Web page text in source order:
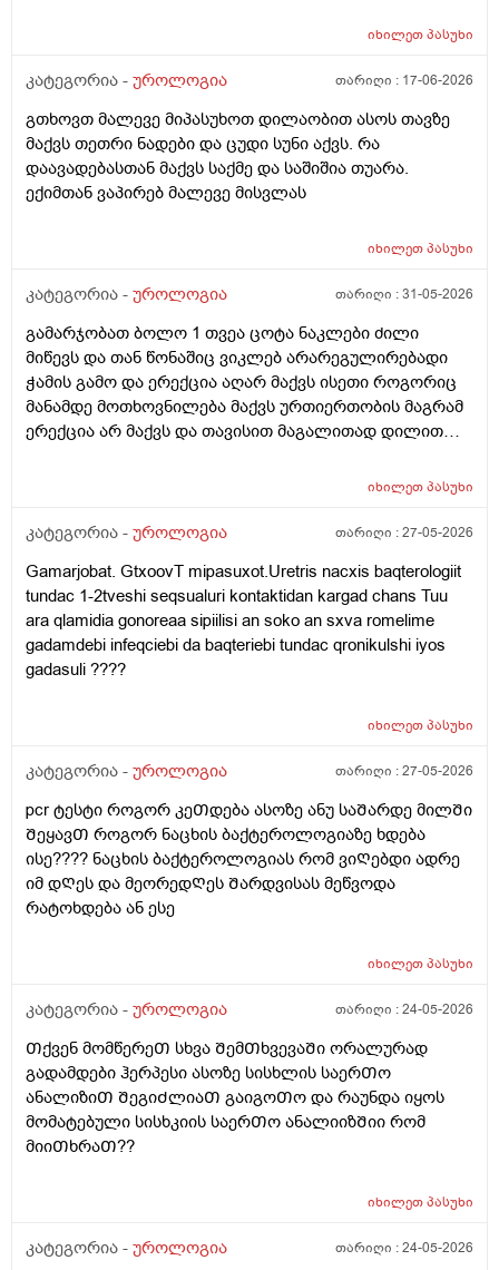
ასევე არაერექციულ დროსაც სადღაც ეგრე 1
ერექცირებულის დროს უბრალოდ მერე გარშემოც
იქაჩება ხოლმე და ცოტა დაჭიმვასაც ვგრძნობსავით
ლაგამის არეში
იხილეთპასუხი
კატეგორია - უროლოგია თარიღი : 17-06-2026
გთხოვთ მალევე მიპასუხოთ დილაობით ასოს თავზე
მაქვს თეთრი ნადები და ცუდი სუნი აქვს. რა
დაავადებასთან მაქვს საქმე და საშიშია თუარა.
ექიმთან ვაპირებ მალევე მისვლას
იხილეთპასუხი
კატეგორია - უროლოგია თარიღი :31-05-2026
გამარჯობათ ბოლო 1 თვეა ცოტა ნაკლები ძილი
მიწევს და თან წონაშიც ვიკლებ არარეგულირებადი
ჭამის გამო და ერექცია აღარ მაქვს ისეთი როგორიც
მანამდე მოთხოვნილება მაქვს ურთიერთობის მაგრამ
ერექცია არ მაქვს და თავისით მაგალითად დილით
იხილეთპასუხი
კატეგორია - უროლოგია თარიღი :27-05-2026
Gamarjobat. GtxoovT mipasuxot.Uretris nacxis baqterologiit
tundac 1-2tveshi seqsualuri kontaktidan kargad chans Tuu
ara qlamidia gonoreaa sipiilisi an soko an sxva romelime
gadamdebi infeqciebi da baqteriebi tundac qronikulshi iyos
gadasuli ????
იხილეთპასუხი
კატეგორია - უროლოგია თარიღი :27-05-2026
pcr ტესტი როგორ კეᲗდება ასოზე ანუ საᲨარდე მილᲨი
ᲨეყავᲗ როგორ ნაცხის ბაქტეროლოგიაზე ხდება
ისე???? ნაცხის ბაქტეროლოგიას რომ ვიᲦებდი ადრე
იმ დᲦეს და მეორედᲦეს Შარდვისას მეწვოდა
რატოხდება ან ესე
იხილეთპასუხი
კატეგორია - უროლოგია თარიღი :24-05-2026
Თქვენ მომწერეᲗ სხვა ᲨემᲗხვევაᲨი ორალურად
გადამდები ჰერპესი ასოზე სისხლის საერᲗო
ანალიზიᲗ ᲨეგიᲫლიაᲗ გაიგოᲗო და რაუნდა იყოს
მომატებული სისხკიის საერᲗო ანალიიზᲨიი რომ
მიიᲗხრაᲗ??
იხილეთპასუხი
კატეგორია - უროლოგია თარიღი :24-05-2026